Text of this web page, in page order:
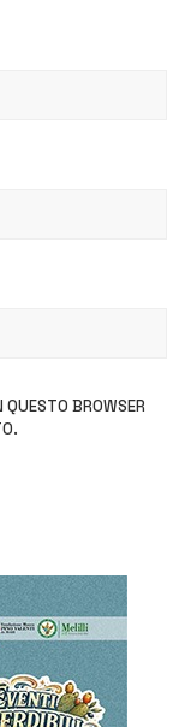
QUESTO BROWSER